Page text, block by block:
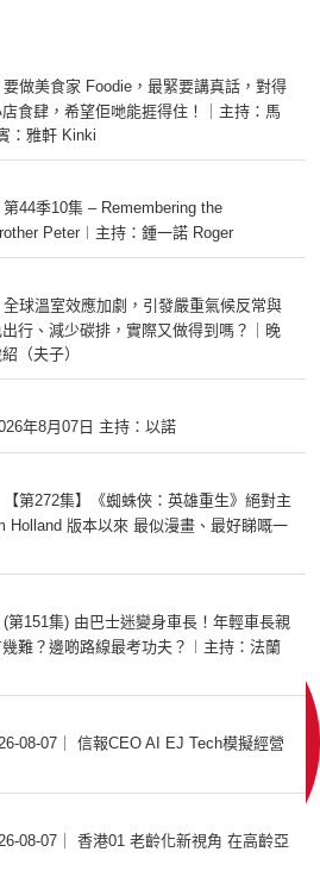
要做美食家 Foodie，最緊要講真話，對得
食肆，希望佢哋能捱得住！｜主持：馬
：雅軒 Kinki
第44季10集 – Remembering the
Peter︱主持：鍾一諾 Roger
全球溫室效應加劇，引發嚴重氣候反常與
行、減少碳排，實際又做得到嗎？｜晚
（夫子）
年8月07日 主持：以諾
【第272集】《蜘蛛俠：英雄重生》絕對主
Holland 版本以來 最似漫畫、最好睇嘅一
第151集) 由巴士迷變身車長！年輕車長親
難？邊啲路線最考功夫？︱主持：法蘭
08-07｜ 信報CEO AI EJ Tech模擬經營
08-07｜ 香港01 老齡化新視角 在高齡亞